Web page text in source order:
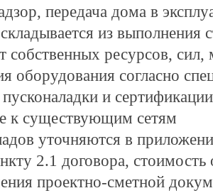
передача дома в
из выполнения
собственных ресурсов,
оборудования согласно
и
к существующим сетям
уточняются в
2.1 договора, стоимость
проектно-сметной